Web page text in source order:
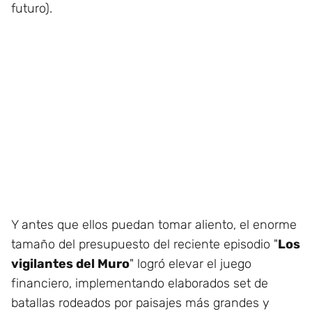
futuro).
Y antes que ellos puedan tomar aliento, el enorme
tamaño del presupuesto del reciente episodio "Los
vigilantes del Muro" logró elevar el juego
financiero, implementando elaborados set de
batallas rodeados por paisajes más grandes y